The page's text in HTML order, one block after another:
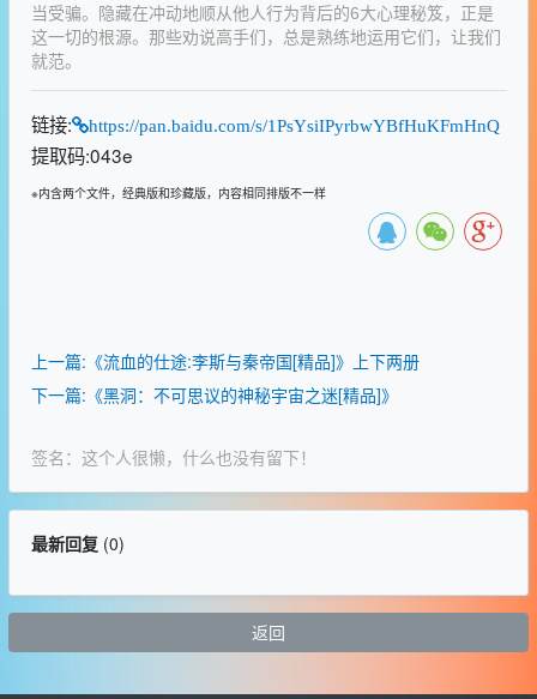
当受骗。隐藏在冲动地顺从他人行为背后的6大心理秘笈，正是
这一切的根源。那些劝说高手们，总是熟练地运用它们，让我们
就范。
链接: https://pan.baidu.com/s/1PsYsiIPyrbwYBfHuKFmHnQ
提取码:043e
※内含两个文件，经典版和珍藏版，内容相同排版不一样
上一篇:《流血的仕途:李斯与秦帝国[精品]》上下两册
下一篇:《黑洞：不可思议的神秘宇宙之迷[精品]》
签名：这个人很懒，什么也没有留下！
最新回复(0)
返回